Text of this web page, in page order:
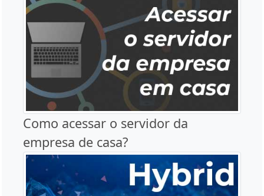
Como acessar o servidor da
empresa de casa?